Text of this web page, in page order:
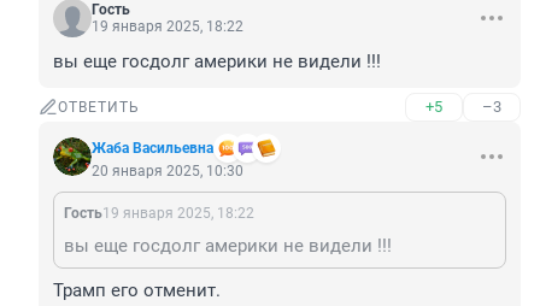
Гость
19 января 2025, 18:22
вы еще госдолг америки не видели !!!
ОТВЕТИТЬ +5 –3
Жаба Васильевна
20 января 2025, 10:30
Гость19 января 2025, 18:22
вы еще госдолг америки не видели !!!
Трамп его отменит.